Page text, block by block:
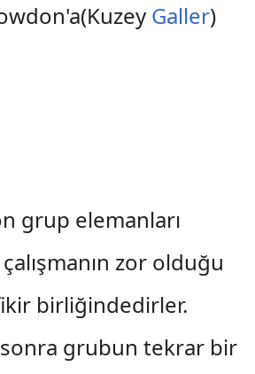
Galler)
grup elemanları
zor olduğu
birliğindedirler.
grubun tekrar bir